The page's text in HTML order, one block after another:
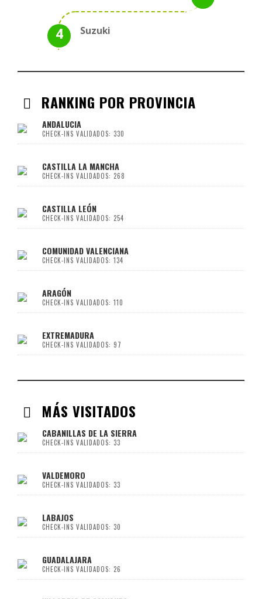
Suzuki
RANKING POR PROVINCIA
ANDALUCIA
CHECK-INS VALIDADOS: 330
CASTILLA LA MANCHA
CHECK-INS VALIDADOS: 268
CASTILLA LEÓN
CHECK-INS VALIDADOS: 254
COMUNIDAD VALENCIANA
CHECK-INS VALIDADOS: 134
ARAGÓN
CHECK-INS VALIDADOS: 110
EXTREMADURA
CHECK-INS VALIDADOS: 97
MÁS VISITADOS
CABANILLAS DE LA SIERRA
CHECK-INS VALIDADOS: 33
VALDEMORO
CHECK-INS VALIDADOS: 33
LABAJOS
CHECK-INS VALIDADOS: 30
GUADALAJARA
CHECK-INS VALIDADOS: 26